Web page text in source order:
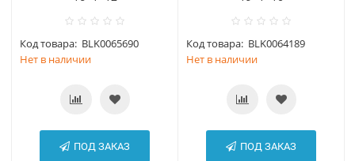
Код товара: BLK0065690
Нет в наличии
ПОД ЗАКАЗ
Код товара: BLK0064189
Нет в наличии
ПОД ЗАКАЗ